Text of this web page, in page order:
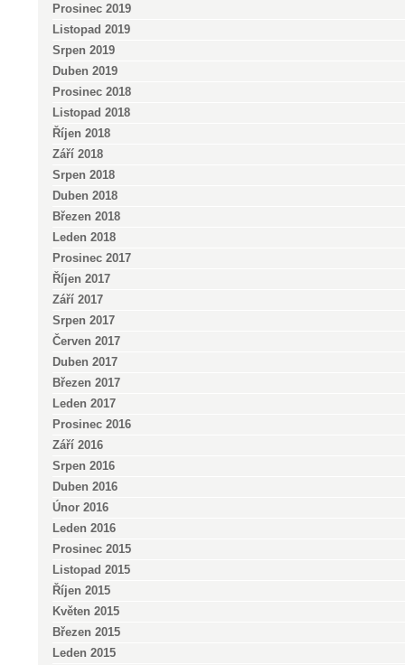
Prosinec 2019
Listopad 2019
Srpen 2019
Duben 2019
Prosinec 2018
Listopad 2018
Říjen 2018
Září 2018
Srpen 2018
Duben 2018
Březen 2018
Leden 2018
Prosinec 2017
Říjen 2017
Září 2017
Srpen 2017
Červen 2017
Duben 2017
Březen 2017
Leden 2017
Prosinec 2016
Září 2016
Srpen 2016
Duben 2016
Únor 2016
Leden 2016
Prosinec 2015
Listopad 2015
Říjen 2015
Květen 2015
Březen 2015
Leden 2015